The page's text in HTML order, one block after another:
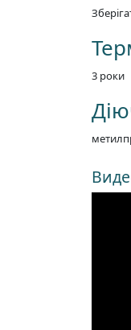
3 роки